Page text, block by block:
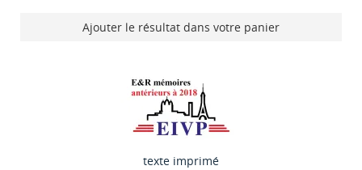
Ajouter le résultat dans votre panier
texte imprimé